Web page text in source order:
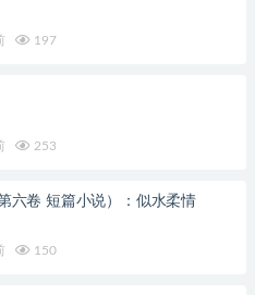
197
253
六卷 短篇小说）：似水柔情
150